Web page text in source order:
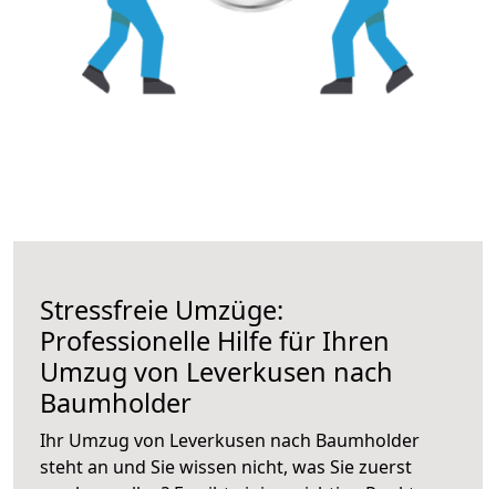
Stressfreie Umzüge:
Professionelle Hilfe für Ihren
Umzug von Leverkusen nach
Baumholder
Ihr Umzug von Leverkusen nach Baumholder
steht an und Sie wissen nicht, was Sie zuerst